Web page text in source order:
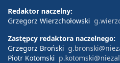
Redaktor naczelny:
Grzegorz Wierzchołowski
Zastępcy redaktora naczelnego:
Grzegorz Broński
Piotr Kotomski